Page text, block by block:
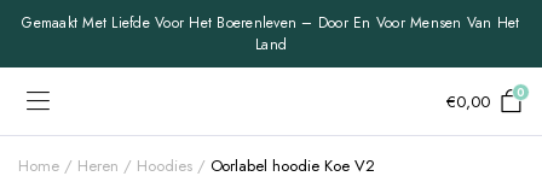
Gemaakt Met Liefde Voor Het Boerenleven – Door En Voor Mensen Van Het
Land
€0,00 0
Home Heren Hoodies Oorlabel hoodie Koe V2